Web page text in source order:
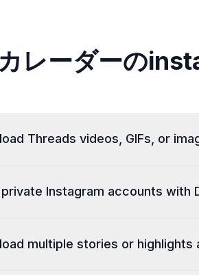
レーダーの
Threads videos, GIFs, or
completely free, and without
Instagram accounts with
multiple stories or highlights